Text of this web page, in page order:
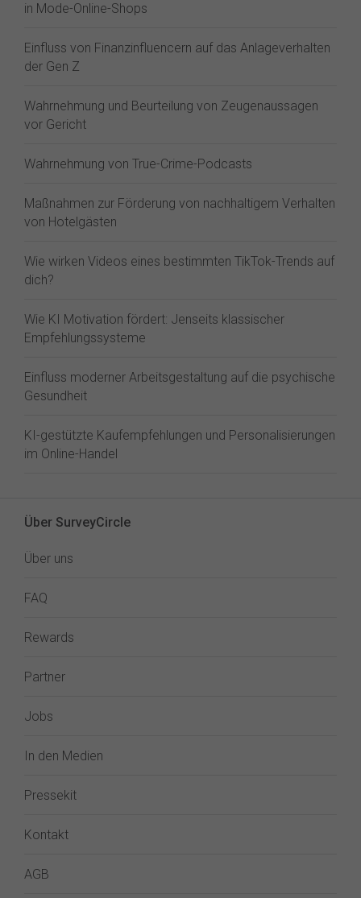
in Mode-Online-Shops
Einfluss von Finanzinfluencern auf das Anlageverhalten
der Gen Z⁠
Wahrnehmung und Beurteilung von Zeugenaussagen
vor Gericht
Wahrnehmung von True-Crime-Podcasts
Maßnahmen zur Förderung von nachhaltigem Verhalten
von Hotelgästen
Wie wirken Videos eines bestimmten TikTok-Trends auf
dich?
Wie KI Motivation fördert: Jenseits klassischer
Empfehlungssysteme
Einfluss moderner Arbeitsgestaltung auf die psychische
Gesundheit
KI-gestützte Kaufempfehlungen und Personalisierungen
im Online-Handel
Über SurveyCircle
Über uns
FAQ
Rewards
Partner
Jobs
In den Medien
Pressekit
Kontakt
AGB